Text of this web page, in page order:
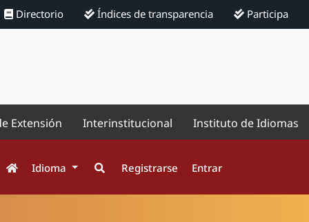
Directorio Índices de transparencia Participa
Extensión Interinstitucional Instituto de Idiomas
Idioma Registrarse Entrar